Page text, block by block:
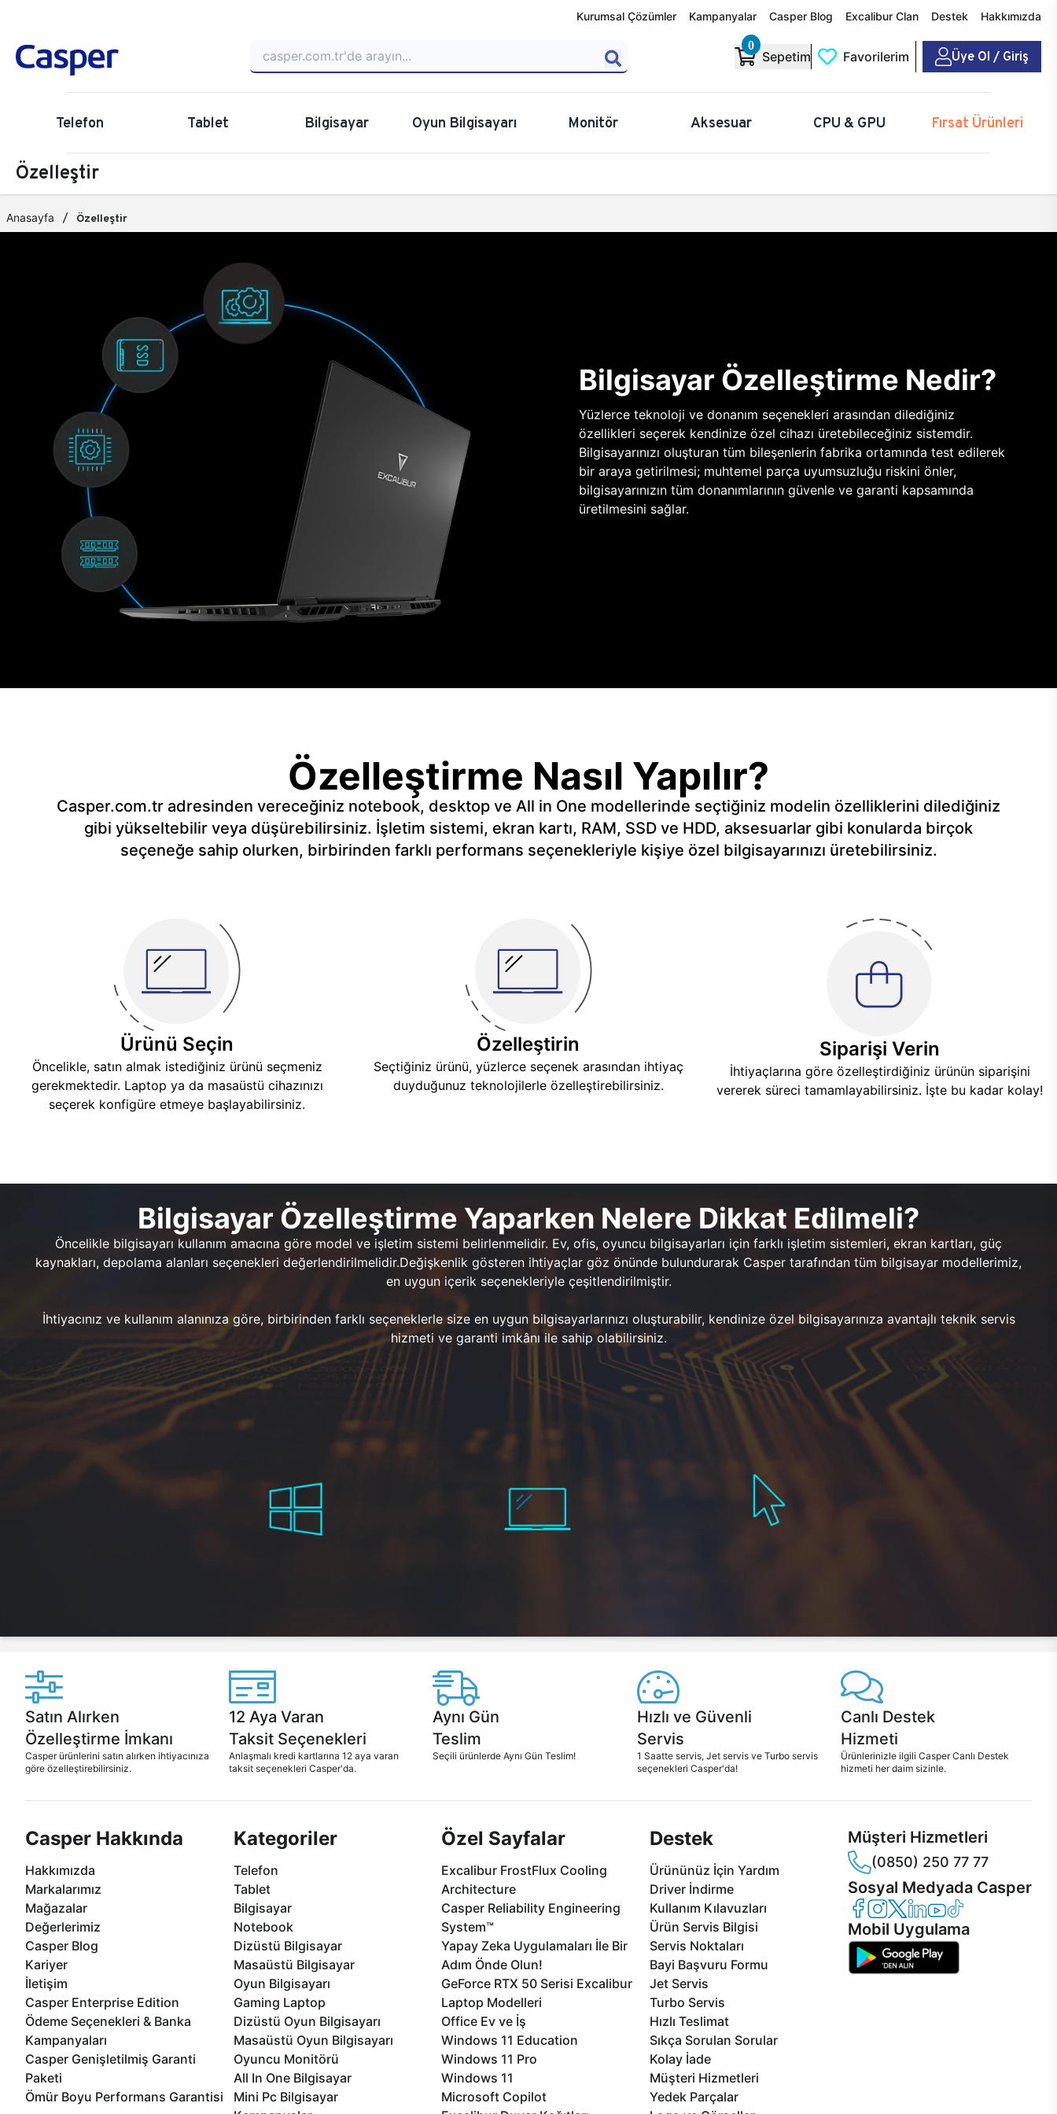
Kurumsal Çözümler Kampanyalar Casper Blog Excalibur Clan Destek Hakkımızda
0
Sepetim Favorilerim Üye Ol / Giriş
Telefon Tablet Bilgisayar Oyun Bilgisayarı Monitör Aksesuar CPU & GPU Fırsat Ürünleri
Özelleştir
Anasayfa Özelleştir
Bilgisayar Özelleştirme Nedir?
Yüzlerce teknoloji ve donanım seçenekleri arasından dilediğiniz
özellikleri seçerek kendinize özel cihazı üretebileceğiniz sistemdir.
Bilgisayarınızı oluşturan tüm bileşenlerin fabrika ortamında test edilerek
bir araya getirilmesi; muhtemel parça uyumsuzluğu riskini önler,
bilgisayarınızın tüm donanımlarının güvenle ve garanti kapsamında
üretilmesini sağlar.
Özelleştirme Nasıl Yapılır?
Casper.com.tr adresinden vereceğiniz notebook, desktop ve All in One modellerinde seçtiğiniz modelin özelliklerini dilediğiniz
gibi yükseltebilir veya düşürebilirsiniz. İşletim sistemi, ekran kartı, RAM, SSD ve HDD, aksesuarlar gibi konularda birçok
seçeneğe sahip olurken, birbirinden farklı performans seçenekleriyle kişiye özel bilgisayarınızı üretebilirsiniz.
Ürünü Seçin
Öncelikle, satın almak istediğiniz ürünü seçmeniz
gerekmektedir. Laptop ya da masaüstü cihazınızı
seçerek konfigüre etmeye başlayabilirsiniz.
Özelleştirin
Seçtiğiniz ürünü, yüzlerce seçenek arasından ihtiyaç
duyduğunuz teknolojilerle özelleştirebilirsiniz.
Siparişi Verin
İhtiyaçlarına göre özelleştirdiğiniz ürünün siparişini
vererek süreci tamamlayabilirsiniz. İşte bu kadar kolay!
Bilgisayar Özelleştirme Yaparken Nelere Dikkat Edilmeli?
Öncelikle bilgisayarı kullanım amacına göre model ve işletim sistemi belirlenmelidir. Ev, ofis, oyuncu bilgisayarları için farklı işletim sistemleri, ekran kartları, güç
kaynakları, depolama alanları seçenekleri değerlendirilmelidir.Değişkenlik gösteren ihtiyaçlar göz önünde bulundurarak Casper tarafından tüm bilgisayar modellerimiz,
en uygun içerik seçenekleriyle çeşitlendirilmiştir.
İhtiyacınız ve kullanım alanınıza göre, birbirinden farklı seçeneklerle size en uygun bilgisayarlarınızı oluşturabilir, kendinize özel bilgisayarınıza avantajlı teknik servis
hizmeti ve garanti imkânı ile sahip olabilirsiniz.
Satın Alırken
Özelleştirme İmkanı
Casper ürünlerini satın alırken ihtiyacınıza
göre özelleştirebilirsiniz.
12 Aya Varan
Taksit Seçenekleri
Anlaşmalı kredi kartlarına 12 aya varan
taksit seçenekleri Casper'da.
Aynı Gün
Teslim
Seçili ürünlerde Aynı Gün Teslim!
Hızlı ve Güvenli
Servis
1 Saatte servis, Jet servis ve Turbo servis
seçenekleri Casper'da!
Canlı Destek
Hizmeti
Ürünlerinizle ilgili Casper Canlı Destek
hizmeti her daim sizinle.
Casper Hakkında
Hakkımızda
Markalarımız
Mağazalar
Değerlerimiz
Casper Blog
Kariyer
İletişim
Casper Enterprise Edition
Ödeme Seçenekleri & Banka
Kampanyaları
Casper Genişletilmiş Garanti
Paketi
Ömür Boyu Performans Garantisi
Kategoriler
Telefon
Tablet
Bilgisayar
Notebook
Dizüstü Bilgisayar
Masaüstü Bilgisayar
Oyun Bilgisayarı
Gaming Laptop
Dizüstü Oyun Bilgisayarı
Masaüstü Oyun Bilgisayarı
Oyuncu Monitörü
All In One Bilgisayar
Mini Pc Bilgisayar
Özel Sayfalar
Excalibur FrostFlux Cooling
Architecture
Casper Reliability Engineering
System™
Yapay Zeka Uygulamaları İle Bir
Adım Önde Olun!
GeForce RTX 50 Serisi Excalibur
Laptop Modelleri
Office Ev ve İş
Windows 11 Education
Windows 11 Pro
Windows 11
Microsoft Copilot
Destek
Ürününüz İçin Yardım
Driver İndirme
Kullanım Kılavuzları
Ürün Servis Bilgisi
Servis Noktaları
Bayi Başvuru Formu
Jet Servis
Turbo Servis
Hızlı Teslimat
Sıkça Sorulan Sorular
Kolay İade
Müşteri Hizmetleri
Yedek Parçalar
Müşteri Hizmetleri
(0850) 250 77 77
Sosyal Medyada Casper
Casper Facebook
Casper Instagram
Casper Twitter
Casper LinkedIn
Casper YouTube
Casper TikTok
Mobil Uygulama